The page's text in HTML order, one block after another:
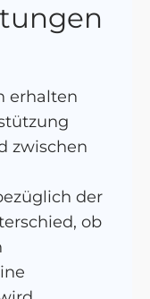
erhalten
zwischen
der
ob